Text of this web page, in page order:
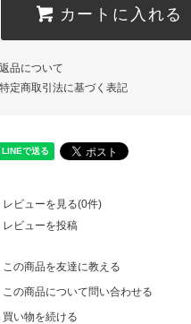
カートに入れる
返品について
特定商取引法に基づく表記
レビューを見る(0件)
レビューを投稿
この商品を友達に教える
この商品について問い合わせる
買い物を続ける